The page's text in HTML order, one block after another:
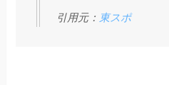
引用元： 東スポ